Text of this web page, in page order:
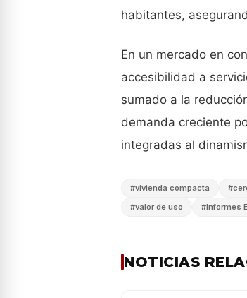
habitantes,
En un mercado en
accesibilidad a
sumado a la
demanda creciente
integradas al
#vivienda compacta #
#valor de uso #Informes
NOTICIAS